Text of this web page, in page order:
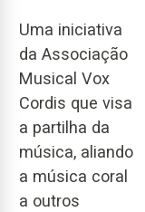
Uma iniciativa
da Associação
Musical Vox
Cordis que visa
a partilha da
música, aliando
a música coral
a outros